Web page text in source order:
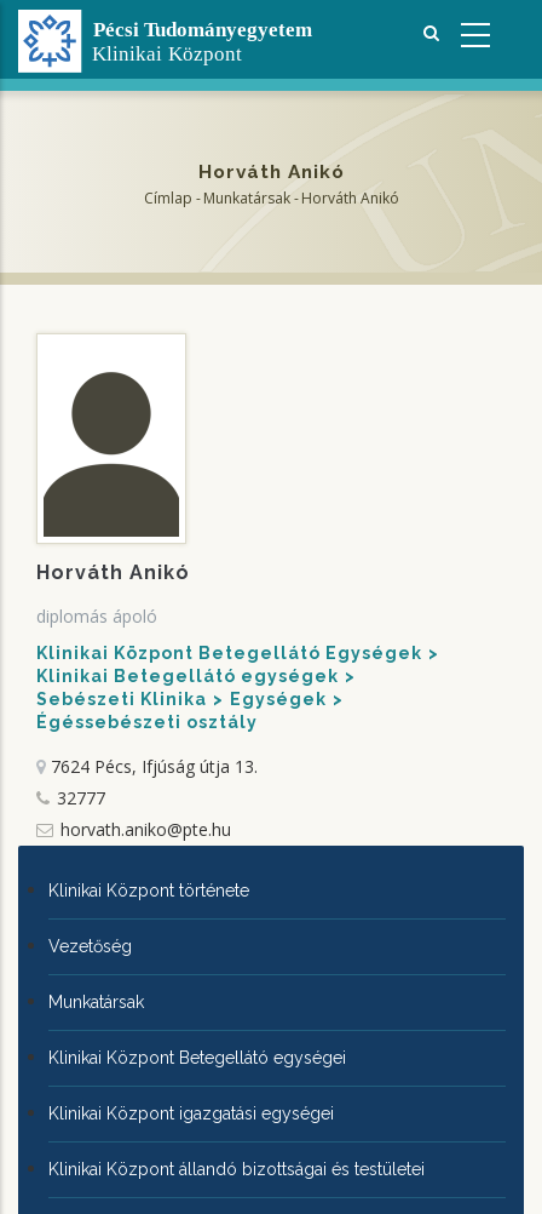
Ugrás
tartalomra
Horváth Anikó
Címlap - Munkatársak - Horváth Anikó
Horváth Anikó
diplomás ápoló
Klinikai Központ Betegellátó Egységek
Klinikai Betegellátó egységek
Sebészeti Klinika
Egységek
Égéssebészeti osztály
7624 Pécs, Ifjúság útja 13.
32777
horvath.aniko@pte.hu
KLINIKAI
KÖZPONTRÓL
Klinikai Központ története
Vezetőség
Munkatársak
Klinikai Központ Betegellátó egységei
Klinikai Központ igazgatási egységei
Klinikai Központ állandó bizottságai és testületei